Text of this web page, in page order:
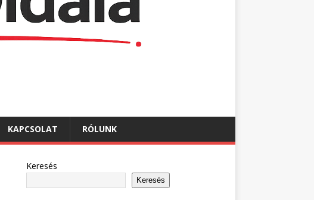
KAPCSOLAT RÓLUNK
Keresés
Keresés